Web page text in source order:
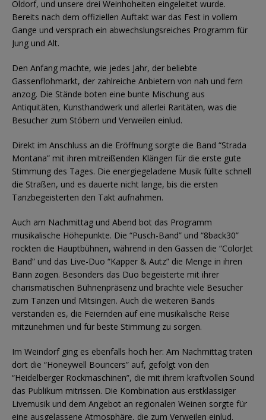
Öldorf, und unsere drei Weinhoheiten eingeleitet wurde.
Bereits nach dem offiziellen Auftakt war das Fest in vollem
Gange und versprach ein abwechslungsreiches Programm für
Jung und Alt.
Den Anfang machte, wie jedes Jahr, der beliebte
Gassenflohmarkt, der zahlreiche Anbietern von nah und fern
anzog. Die Stände boten eine bunte Mischung aus
Antiquitäten, Kunsthandwerk und allerlei Raritäten, was die
Besucher zum Stöbern und Verweilen einlud.
Direkt im Anschluss an die Eröffnung sorgte die Band “Strada
Montana” mit ihren mitreißenden Klängen für die erste gute
Stimmung des Tages. Die energiegeladene Musik füllte schnell
die Straßen, und es dauerte nicht lange, bis die ersten
Tanzbegeisterten den Takt aufnahmen.
Auch am Nachmittag und Abend bot das Programm
musikalische Höhepunkte. Die “Pusch-Band” und “8back30”
rockten die Hauptbühnen, während in den Gassen die “ColorJet
Band” und das Live-Duo “Kapper & Autz” die Menge in ihren
Bann zogen. Besonders das Duo begeisterte mit ihrer
charismatischen Bühnenpräsenz und brachte viele Besucher
zum Tanzen und Mitsingen. Auch die weiteren Bands
verstanden es, die Feiernden auf eine musikalische Reise
mitzunehmen und für beste Stimmung zu sorgen.
Im Weindorf ging es ebenfalls hoch her: Am Nachmittag traten
dort die “Honeywell Bouncers” auf, gefolgt von den
“Heidelberger Rockmaschinen”, die mit ihrem kraftvollen Sound
das Publikum mitrissen. Die Kombination aus erstklassiger
Livemusik und dem Angebot an regionalen Weinen sorgte für
eine ausgelassene Atmosphäre, die zum Verweilen einlud.